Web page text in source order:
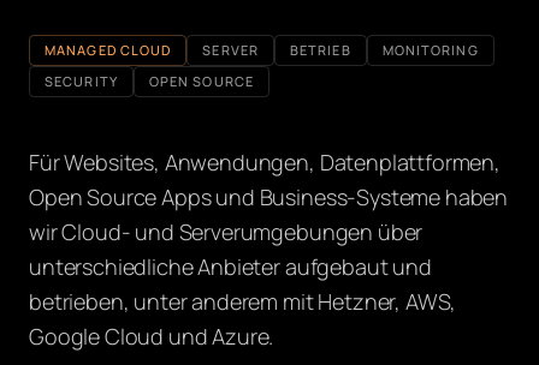
MANAGED CLOUD SERVER BETRIEB
MONITORING
SECURITY
OPEN SOURCE
Für Websites, Anwendungen, Datenplattformen,
Open Source Apps und Business-Systeme haben
wir Cloud- und Serverumgebungen über
unterschiedliche Anbieter aufgebaut und
betrieben, unter anderem mit Hetzner, AWS,
Google Cloud und Azure.